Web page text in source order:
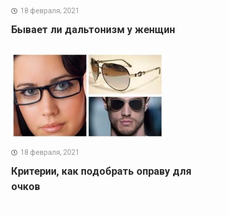
18 февраля, 2021
Бывает ли дальтонизм у женщин
18 февраля, 2021
Критерии, как подобрать оправу для
очков